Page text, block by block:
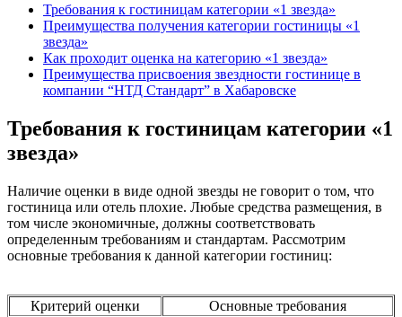
Требования к гостиницам категории «1 звезда»
Преимущества получения категории гостиницы «1
звезда»
Как проходит оценка на категорию «1 звезда»
Преимущества присвоения звездности гостинице в
компании “НТД Стандарт” в Хабаровске
Требования к гостиницам категории «1
звезда»
Наличие оценки в виде одной звезды не говорит о том, что
гостиница или отель плохие. Любые средства размещения, в
том числе экономичные, должны соответствовать
определенным требованиям и стандартам. Рассмотрим
основные требования к данной категории гостиниц:
Критерий оценки Основные требования